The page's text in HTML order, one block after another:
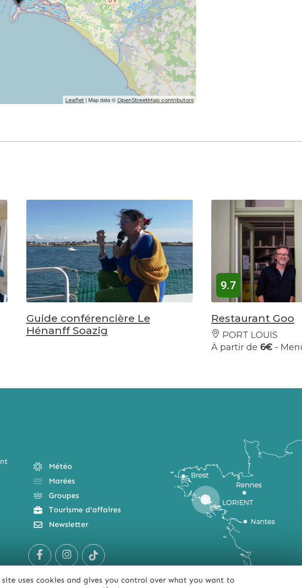
site uses cookies and gives you control over what you want to
Leaflet | Map data © OpenStreetMap contributors
Guide conférencière Le
Hénanff Soazig
9.7
Restaurant Goo
PORT LOUIS
À partir de 6€ -
Météo
Marées
Groupes
Tourisme d'affaires
Newsletter
Carte